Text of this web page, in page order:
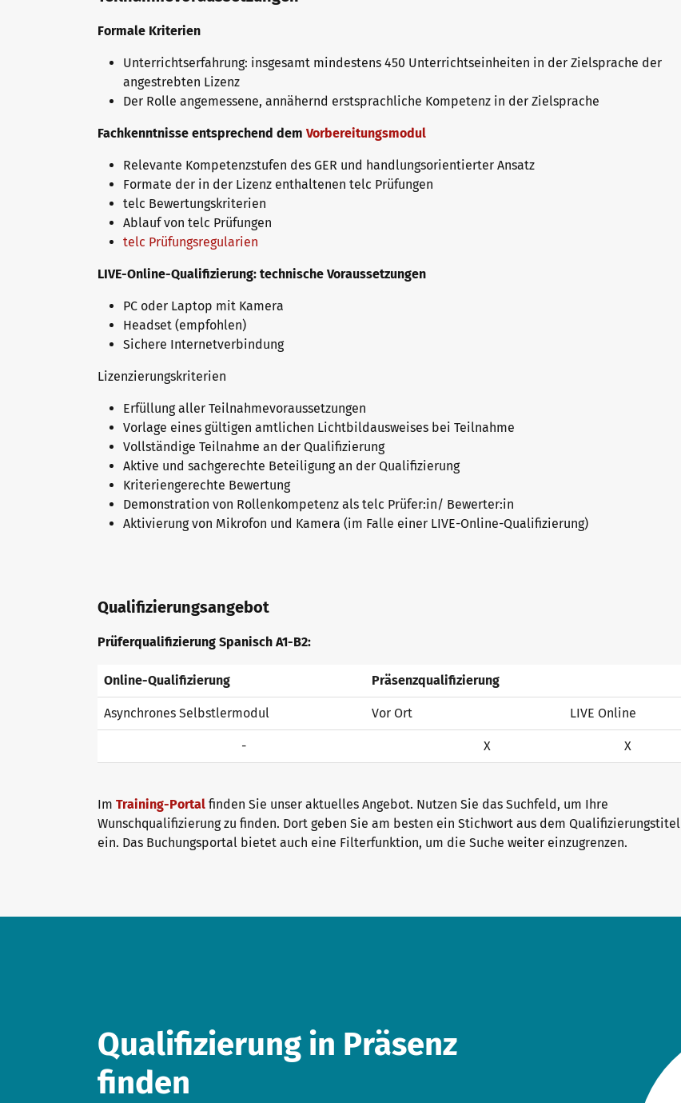
telc in der Presse
Aktuelles
Karriere
Meet telc
Stellenangebote
Konferenzräume in Bad Homburg
ShopCampusTrainingCommunity
Formale Kriterien
Unterrichtserfahrung: insgesamt mindestens 450 Unterrichtseinheiten in der Zielsprache der
angestrebten Lizenz
Der Rolle angemessene, annähernd erstsprachliche Kompetenz in der Zielsprache
Fachkenntnisse entsprechend dem Vorbereitungsmodul
Relevante Kompetenzstufen des GER und handlungsorientierter Ansatz
Formate der in der Lizenz enthaltenen telc Prüfungen
telc Bewertungskriterien
Ablauf von telc Prüfungen
telc Prüfungsregularien
LIVE-Online-Qualifizierung: technische Voraussetzungen
PC oder Laptop mit Kamera
Headset (empfohlen)
Sichere Internetverbindung
Lizenzierungskriterien
Erfüllung aller Teilnahmevoraussetzungen
Vorlage eines gültigen amtlichen Lichtbildausweises bei Teilnahme
Vollständige Teilnahme an der Qualifizierung
Aktive und sachgerechte Beteiligung an der Qualifizierung
Kriteriengerechte Bewertung
Demonstration von Rollenkompetenz als telc Prüfer:in/ Bewerter:in
Aktivierung von Mikrofon und Kamera (im Falle einer LIVE-Online-Qualifizierung)
Qualifizierungsangebot
Prüferqualifizierung Spanisch A1-B2:
Online-Qualifizierung Präsenzqualifizierung
Asynchrones Selbstlermodul Vor Ort LIVE Online
- X X
Im Training-Portal finden Sie unser aktuelles Angebot. Nutzen Sie das Suchfeld, um Ihre
Wunschqualifizierung zu finden. Dort geben Sie am besten ein Stichwort aus dem Qualifizierungstitel
ein. Das Buchungsportal bietet auch eine Filterfunktion, um die Suche weiter einzugrenzen.
Qualifizierung in Präsenz
finden